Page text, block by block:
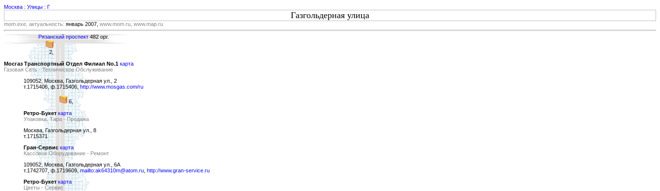
Москва : Улицы : Г
Газгольдерная улица
mom.exe, актуальность: январь 2007, www.mom.ru, www.map.ru
Рязанский проспект 482 орг.
2,
Мосгаз Транспортный Отдел Филиал No.1 карта
Газовая Сеть - Техническое Обслуживание
109052, Москва, Газгольдерная ул., 2
т.1715406, ф.1715406,http://www.mosgas.com/ru
6,
Ретро-Букет карта
Упаковка, Тара - Продажа
Москва, Газгольдерная ул., 8
т.1715371
Гран-Сервис карта
Кассовое Оборудование - Ремонт
109052, Москва, Газгольдерная ул., 6А
т.1742707, ф.1719609,mailto:ak64310m@atom.ru http://www.gran-service.ru
Ретро-Букет карта
Цветы - Сервис